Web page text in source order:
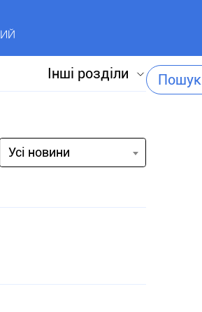
Інші розділи Пошук
Усі новини